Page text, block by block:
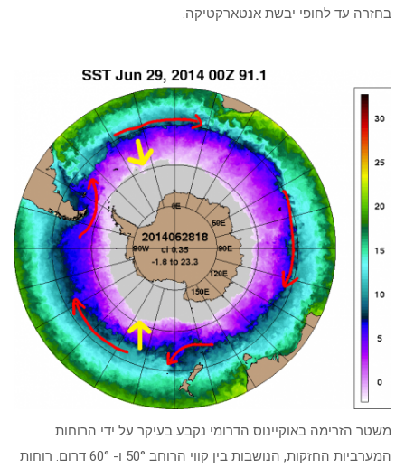
בחזרה עד לחופי יבשת אנטארקטיקה.
משטר הזרימה באוקיינוס הדרומי נקבע בעיקר על ידי הרוחות
המערביות החזקות, הנושבות בין קווי הרוחב 50° ו- 60° דרום. רוחות